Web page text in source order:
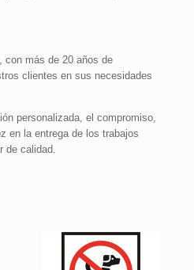
con más de 20 años de
clientes en sus necesidades
personalizada, el compromiso,
en la entrega de los trabajos
de calidad.